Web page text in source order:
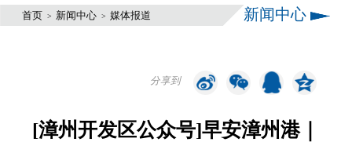
首页 > 新闻中心 > 媒体报道 新闻中心
分享到
[漳州开发区公众号]早安漳州港｜